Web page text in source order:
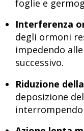
foglie e
Interferenza
degli ormoni
impedendo
successivo.
Riduzione
deposizione